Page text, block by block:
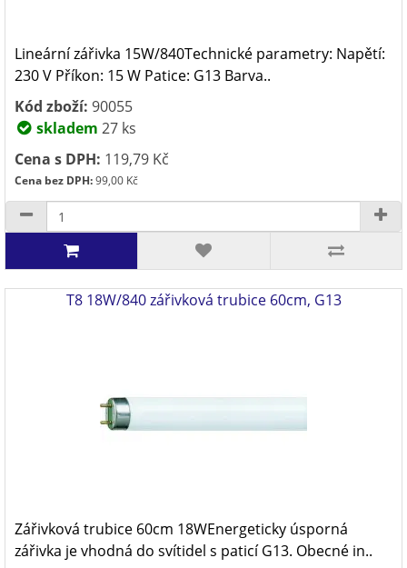
Lineární zářivka 15W/840Technické parametry: Napětí:
230 V Příkon: 15 W Patice: G13 Barva..
Kód zboží: 90055
skladem 27 ks
Cena s DPH: 119,79 Kč
Cena bez DPH:99,00 Kč
T8 18W/840 zářivková trubice 60cm, G13
Zářivková trubice 60cm 18WEnergeticky úsporná
zářivka je vhodná do svítidel s paticí G13. Obecné in..